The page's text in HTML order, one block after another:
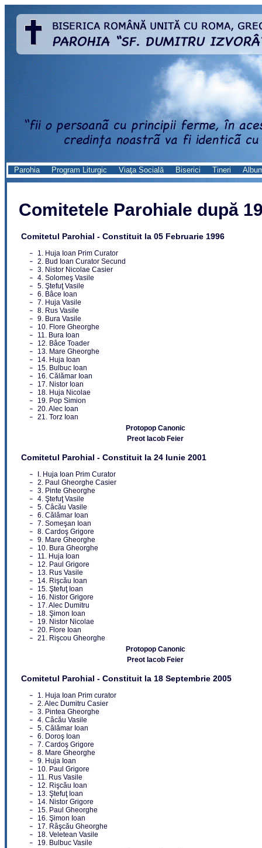
Parohia Program Liturgic Viaţa Socială Biserici Tineri
Comitetele Parohiale după
Comitetul Parohial - Constituit la 05 Februarie 1996
1. Huja Ioan Prim Curator
2. Bud Ioan Curator Secund
3. Nistor Nicolae Casier
4. Solomeş Vasile
5. Ştefuţ Vasile
6. Bâce Ioan
7. Huja Vasile
8. Rus Vasile
9. Bura Vasile
10. Flore Gheorghe
11. Bura Ioan
12. Bâce Toader
13. Mare Gheorghe
14. Huja Ioan
15. Bulbuc Ioan
16. Călămar Ioan
17. Nistor Ioan
18. Huja Nicolae
19. Pop Simion
20. Alec Ioan
21. Torz Ioan
Protopop Canonic
Preot Iacob Feier
Comitetul Parohial - Constituit la 24 Iunie 2001
I. Huja Ioan Prim Curator
2. Paul Gheorghe Casier
3. Pinte Gheorghe
4. Ştefuţ Vasile
5. Câcău Vasile
6. Călămar Ioan
7. Someşan Ioan
8. Cardoş Grigore
9. Mare Gheorghe
10. Bura Gheorghe
11. Huja Ioan
12. Paul Grigore
13. Rus Vasile
14. Rişcău Ioan
15. Ştefuţ Ioan
16. Nistor Grigore
17. Alec Dumitru
18. Şimon Ioan
19. Nistor Nicolae
20. Flore Ioan
21. Rişcou Gheorghe
Protopop Canonic
Preot Iacob Feier
Comitetul Parohial - Constituit la 18 Septembrie 2005
1. Huja Ioan Prim curator
2. Alec Dumitru Casier
3. Pintea Gheorghe
4. Câcău Vasile
5. Călămar Ioan
6. Doroş Ioan
7. Cardoş Grigore
8. Mare Gheorghe
9. Huja Ioan
10. Paul Grigore
11. Rus Vasile
12. Rişcău Ioan
13. Ştefuţ Ioan
14. Nistor Grigore
15. Paul Gheorghe
16. Şimon Ioan
17. Râşcău Gheorghe
18. Veletean Vasile
19. Bulbuc Vasile